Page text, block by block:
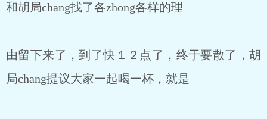
和胡局chang找了各zhong各样的理
由留下来了，到了快１２点了，终于要散了，胡
局chang提议大家一起喝一杯，就是